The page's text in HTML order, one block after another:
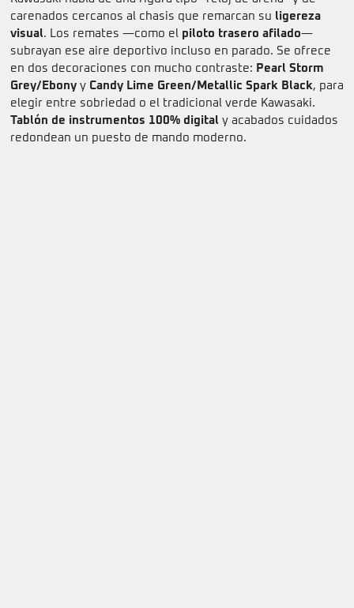
carenados cercanos al chasis que remarcan su ligereza
visual. Los remates —como el piloto trasero afilado—
subrayan ese aire deportivo incluso en parado. Se ofrece
en dos decoraciones con mucho contraste: Pearl Storm
Grey/Ebony y Candy Lime Green/Metallic Spark Black, para
elegir entre sobriedad o el tradicional verde Kawasaki.
Tablón de instrumentos 100% digital y acabados cuidados
redondean un puesto de mando moderno.